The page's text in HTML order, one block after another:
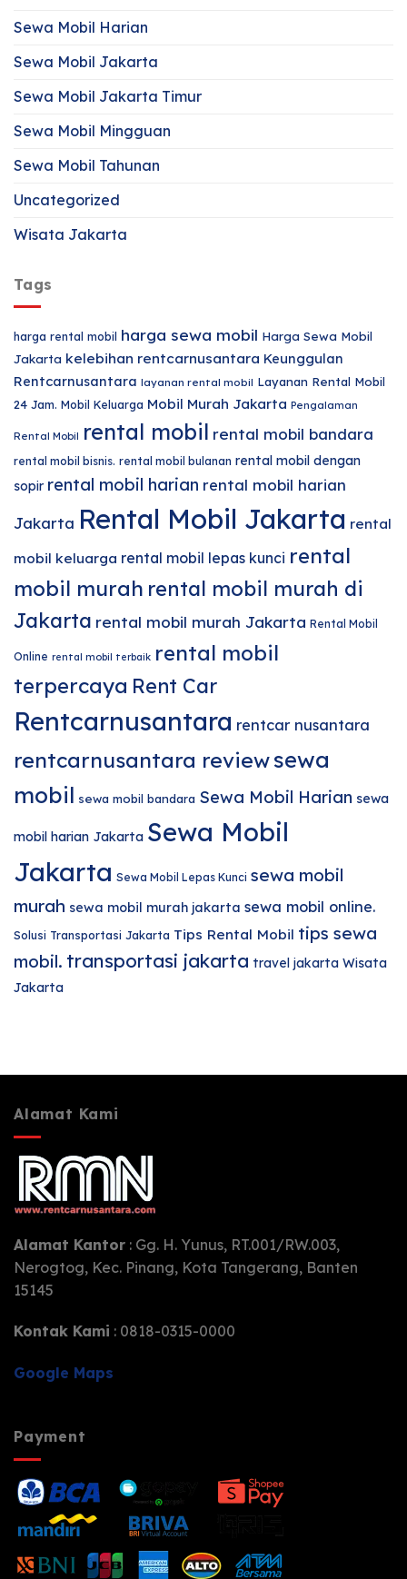
Sewa Mobil Harian
Sewa Mobil Jakarta
Sewa Mobil Jakarta Timur
Sewa Mobil Mingguan
Sewa Mobil Tahunan
Uncategorized
Wisata Jakarta
Tags
harga rental mobil harga sewa mobil Harga Sewa Mobil
Jakarta kelebihan rentcarnusantara Keunggulan
Rentcarnusantara layanan rental mobil Layanan Rental Mobil
24 Jam. Mobil Keluarga Mobil Murah Jakarta Pengalaman
Rental Mobil rental mobil rental mobil bandara
rental mobil bisnis. rental mobil bulanan rental mobil dengan
sopir rental mobil harian rental mobil harian
Jakarta Rental Mobil Jakarta rental
mobil keluarga rental mobil lepas kunci rental
mobil murah rental mobil murah di
Jakarta rental mobil murah Jakarta Rental Mobil
Online rental mobil terbaik rental mobil
terpercaya Rent Car
Rentcarnusantara rentcar nusantara
rentcarnusantara reviewsewa
mobil sewa mobil bandara Sewa Mobil Harian sewa
mobil harian Jakarta Sewa Mobil
Jakarta Sewa Mobil Lepas Kunci sewa mobil
murah sewa mobil murah jakarta sewa mobil online.
Solusi Transportasi Jakarta Tips Rental Mobil tips sewa
mobil. transportasi jakarta travel jakarta Wisata
Jakarta
Alamat Kami
Alamat Kantor : Gg. H. Yunus, RT.001/RW.003,
Nerogtog, Kec. Pinang, Kota Tangerang, Banten
15145
Kontak Kami : 0818-0315-0000
Google Maps
Payment